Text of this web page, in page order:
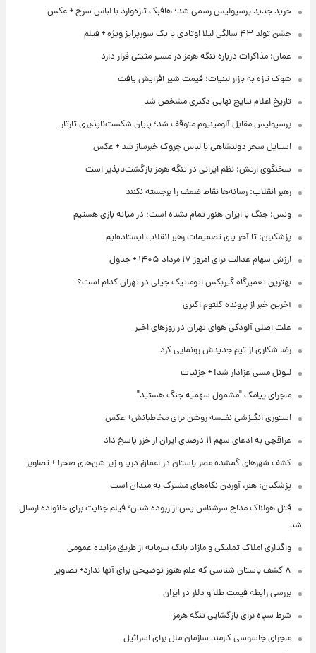
خرید جدید پرسپولیس رسمی شد؛ هافبک تازه‌وارد با لباس سرخ + عکس
جشن تولد ۴۳ سالگی لیلا اوتادی با یک سورپرایز ویژه + فیلم
عمان: مذاکرات درباره تنگه هرمز در مسیر مثبتی قرار دارد
شوک تازه به بازار لبنیات؛ قیمت شیر افزایش یافت
تاریخ اعلام نتایج نهایی دکتری مشخص شد
پرسپولیس مقابل آلومینیوم متوقف شد؛ پایان شکست‌ناپذیری تارتار
استایل سحر دولتشاهی با لباس چروک خبرساز شد + عکس
سخنگوی ارتش: نظم ایرانی در تنگه هرمز بازگشت‌ناپذیر است
رهبر انقلاب: رسانه‌ها نقاط ضعف را برجسته نکنند
ونس: جنگ با ایران هنوز تمام نشده است؛ در میانه بازی هستیم
پزشکیان: تا آخر پای تصمیمات رهبر انقلاب ایستاده‌ایم
ارزش سهام عدالت برای امروز ۱۷ مرداد ۱۴۰۵ + جدول
بهترین تعمیرگاه گیربکس اتوماتیک جیلی در تهران کدام است؟
آخرین خبر از پرونده کلثوم اکبری
علت اصلی آلودگی هوای تهران در روزهای اخیر
رضا شکاری از تیم جدیدش رونمایی کرد
لیونل مسی عزادار شد! + جزئیات
ماجرای پیامک "مشمول سهمیه جنگ هستید"
استوری انگیزشی نفیسه روشن برای مخاطبانش+ عکس
عراقچی به ادعای سهم ۱۱ درصدی ایران از خزر پاسخ داد
کشف شهرهای گمشده مصر باستان در اعماق دریا و زیر شن‌های صحرا + تصاویر
پزشکیان: هنر، آوردن نگاه‌های مشترک به میدان است
قتل هولناک مداح سرشناس پس از ربوده شدن؛ فیلم جنایت برای خانواده ارسال
شد
واگذاری املاک تملیکی و مازاد بانک سرمایه از طریق مزایده عمومی
۸ کشف باستان شناسی که علم هنوز توضیحی برای آنها ندارد+ تصاویر
بررسی رابطه قیمت طلا و دلار در ایران
شرط سپاه برای بازگشایی تنگه هرمز
ماجرای جاسوسی کارمند سازمان ملل برای اسرائیل